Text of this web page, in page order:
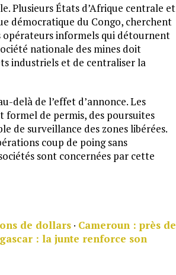
Plusieurs États d’Afrique centrale et
démocratique du Congo, cherchent
opérateurs informels qui détournent
nationale des mines doit
industriels et de centraliser la
delà de l’effet d’annonce. Les
formel de permis, des poursuites
de surveillance des zones libérées.
coup de poing sans
sont concernées par cette
de dollars · Cameroun : près de
: la junte renforce son